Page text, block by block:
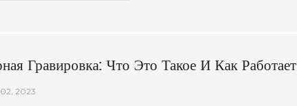
Гравировка: Что Это Такое И Как Работает
2023